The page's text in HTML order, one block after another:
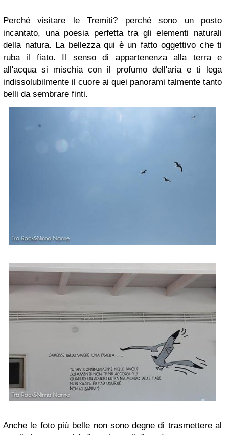
Perché visitare le Tremiti? perché sono un posto
incantato, una poesia perfetta tra gli elementi naturali
della natura. La bellezza qui è un fatto oggettivo che ti
ruba il fiato. Il senso di appartenenza alla terra e
all'acqua si mischia con il profumo dell'aria e ti lega
indissolubilmente il cuore ai quei panorami talmente tanto
belli da sembrare finti.
Anche le foto più belle non sono degne di trasmettere al